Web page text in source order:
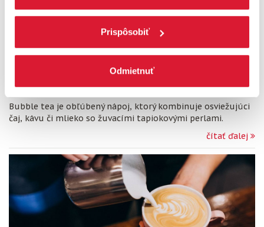
Prispôsobiť
Odmietnuť
Bubble tea pre začiatočníkov:
Jednoduchý recept
Čajové recepty|Príprava čaju
Bubble tea je obľúbený nápoj, ktorý kombinuje osviežujúci
čaj, kávu či mlieko so žuvacími tapiokovými perlami.
čítať ďalej